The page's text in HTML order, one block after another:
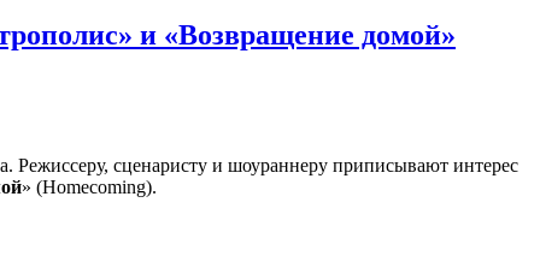
и «Возвращение домой»
Режиссеру, сценаристу и шоураннеру приписывают интерес
» (Homecoming).